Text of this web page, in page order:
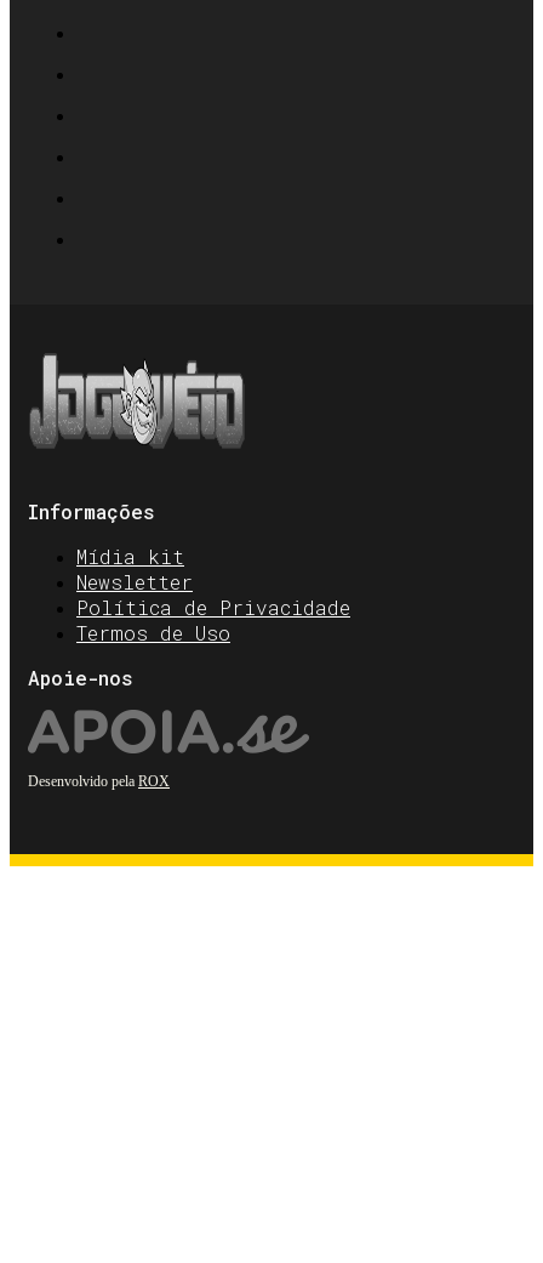
Informações
Mídia kit
Newsletter
Política de Privacidade
Termos de Uso
Apoie-nos
Desenvolvido pela ROX